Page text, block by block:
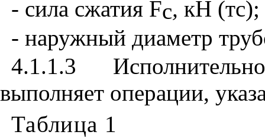
- сила сжатия Fс, кН (тс);
- наружный диаметр
4.1.1.3
выполняет операции,
Таблица 1